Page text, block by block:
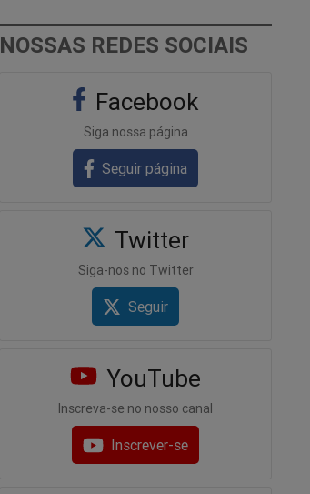
NOSSAS REDES SOCIAIS
Facebook
Siga nossa página
Seguir página
Twitter
Siga-nos no Twitter
Seguir
YouTube
Inscreva-se no nosso canal
Inscrever-se